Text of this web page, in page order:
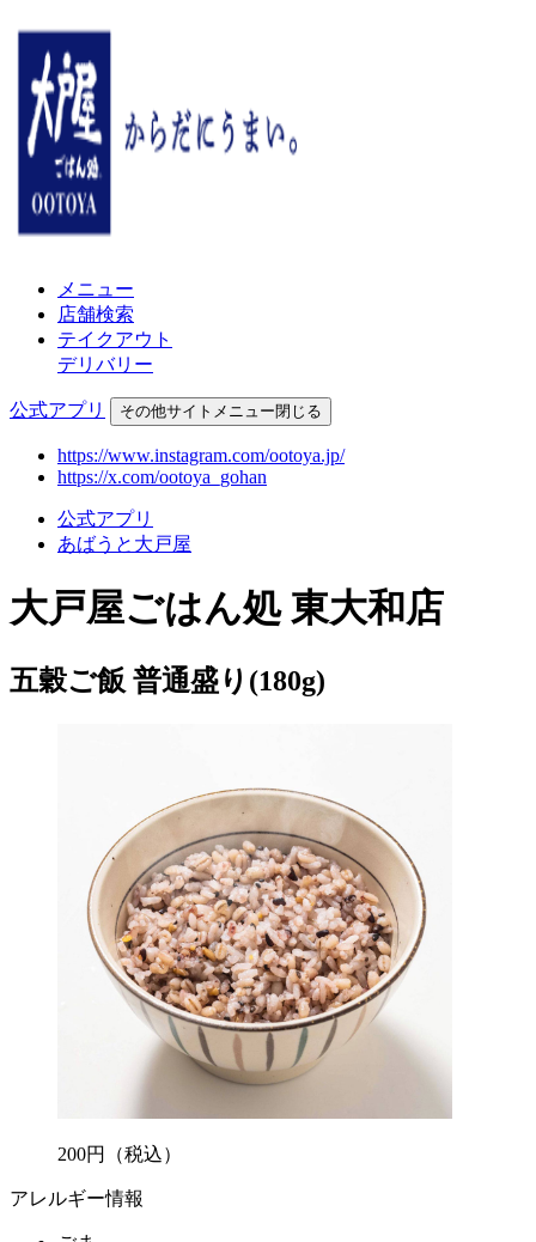
メニュー
店舗検索
テイクアウト
デリバリー
公式アプリ その他サイトメニュー閉じる
https://www.instagram.com/ootoya.jp/
https://x.com/ootoya_gohan
公式アプリ
あばうと大戸屋
大戸屋ごはん処 東大和店
五穀ご飯 普通盛り(180g)
200円 （税込）
アレルギー情報